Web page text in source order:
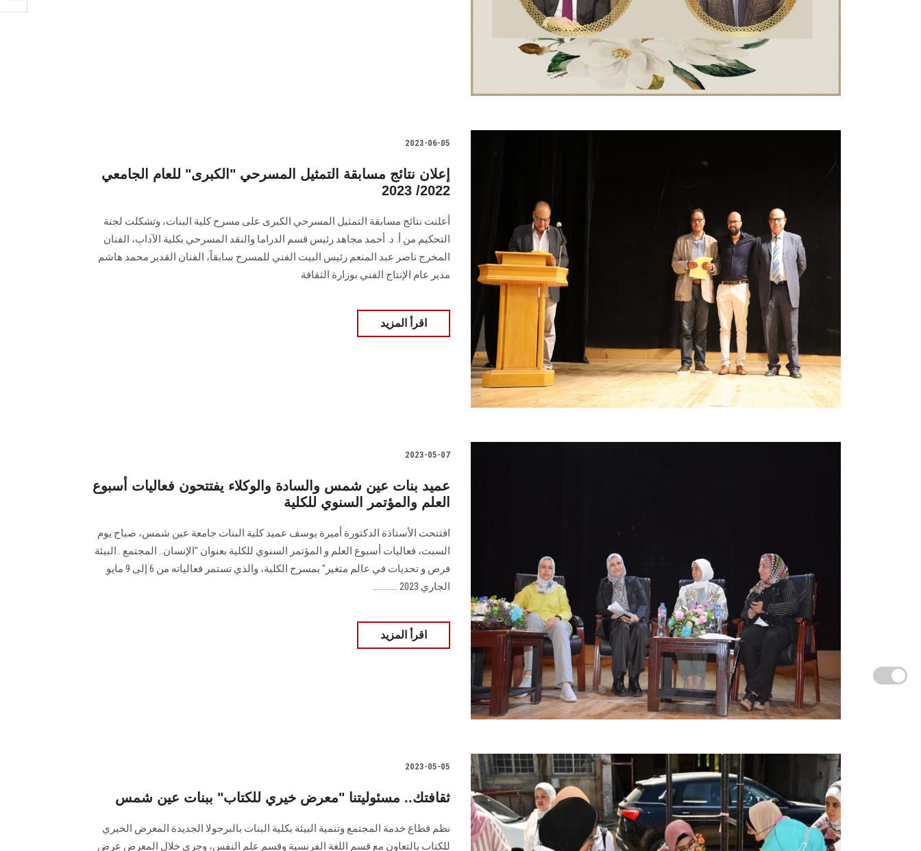
2023-06-05
إعلان نتائج مسابقة التمثيل المسرحي "الكبرى" للعام الجامعي
2022/ 2023
أعلنت نتائج مسابقة التمثيل المسرحي الكبرى على مسرح كلية البنات، وتشكلت لجنة
التحكيم من أ. د. أحمد مجاهد رئيس قسم الدراما والنقد المسرحي بكلية الآداب، الفنان
المخرج ناصر عبد المنعم رئيس البيت الفني للمسرح سابقاً، الفنان القدير محمد هاشم
مدير عام الإنتاج الفني بوزارة الثقافة
اقرأ المزيد
2023-05-07
عميد بنات عين شمس والسادة والوكلاء يفتتحون فعاليات أسبوع
العلم والمؤتمر السنوي للكلية
افتتحت الأستاذة الدكتورة أميرة يوسف عميد كلية البنات جامعة عين شمس، صباح يوم
السبت، فعاليات أسبوع العلم و المؤتمر السنوي للكلية بعنوان "الإنسان.. المجتمع ..البيئة
فرص و تحديات في عالم متغير" بمسرح الكلية، والذي تستمر فعالياته من 6 إلى 9 مايو
الجاري 2023 ............
اقرأ المزيد
2023-05-05
ثقافتك.. مسئوليتنا "معرض خيري للكتاب" ببنات عين شمس
نظم قطاع خدمة المجتمع وتنمية البيئة بكلية البنات بالبرجولا الجديدة المعرض الخيري
للكتاب بالتعاون مع قسم اللغة الفرنسية وقسم علم النفس، وجرى خلال المعرض عرض